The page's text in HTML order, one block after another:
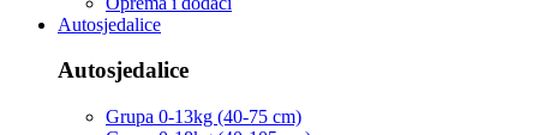
Autosjedalice
Autosjedalice
Grupa 0-13kg (40-75 cm)